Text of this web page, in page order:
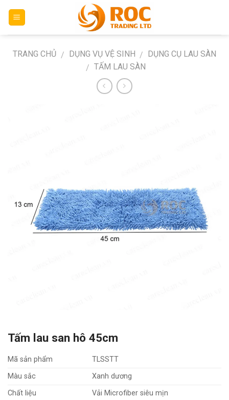
TRANG CHỦ / DỤNG VỤ VỆ SINH / DỤNG CỤ LAU SÀN
/ TẤM LAU SÀN
Tấm lau san hô 45cm
Mã sản phẩm
TLSSTT
Màu sắc
Xanh dương
Chất liệu
Vải Microfiber siêu mịn